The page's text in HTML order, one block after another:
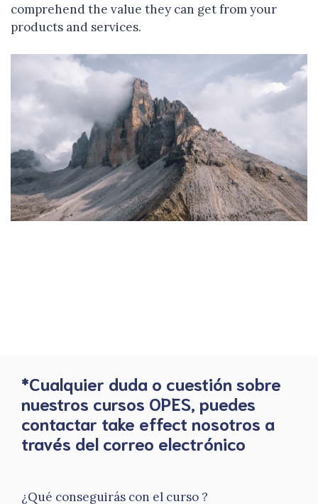
comprehend the value they can get from your
products and services.
*Cualquier duda o cuestión sobre
nuestros cursos OPES, puedes
contactar take effect nosotros a
través del correo electrónico
¿Qué conseguirás con el curso ?